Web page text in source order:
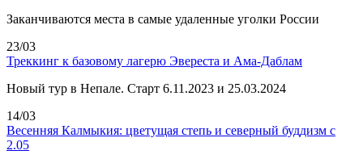
Заканчиваются места в самые удаленные уголки России
23/03
Треккинг к базовому лагерю Эвереста и Ама-Даблам
Новый тур в Непале. Старт 6.11.2023 и 25.03.2024
14/03
Весенняя Калмыкия: цветущая степь и северный буддизм с
2.05